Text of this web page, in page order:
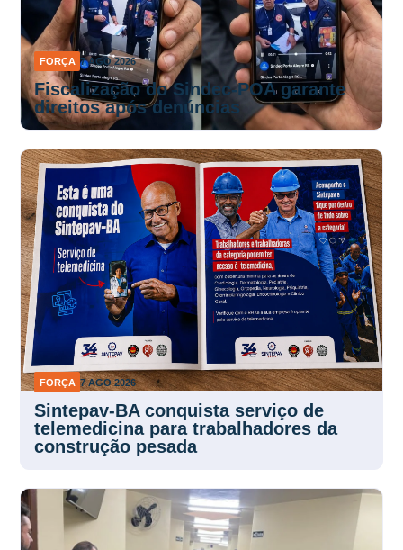
FORÇA 7 AGO 2026
Fiscalização do Sindec-POA garante
direitos após denúncias
FORÇA 7 AGO 2026
Sintepav-BA conquista serviço de
telemedicina para trabalhadores da
construção pesada